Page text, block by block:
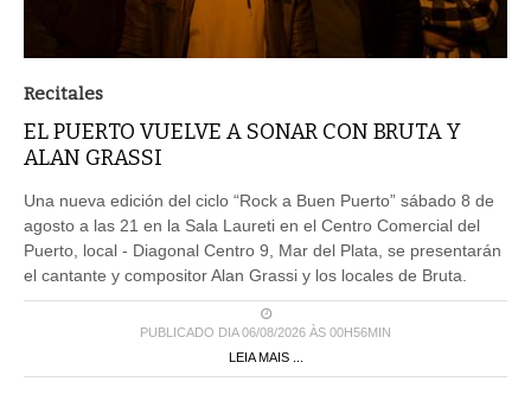
Recitales
EL PUERTO VUELVE A SONAR CON BRUTA Y
ALAN GRASSI
Una nueva edición del ciclo “Rock a Buen Puerto” sábado 8 de
agosto a las 21 en la Sala Laureti en el Centro Comercial del
Puerto, local - Diagonal Centro 9, Mar del Plata, se presentarán
el cantante y compositor Alan Grassi y los locales de Bruta.
PUBLICADO DIA 06/08/2026 ÀS 00H56MIN
LEIA MAIS ...